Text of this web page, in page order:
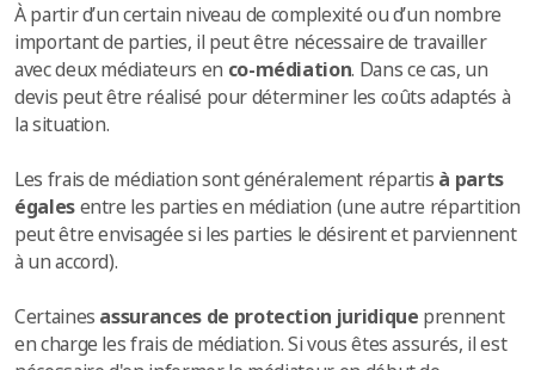
À partir d’un certain niveau de complexité ou d’un nombre
important de parties, il peut être nécessaire de travailler
avec deux médiateurs en co-médiation. Dans ce cas, un
devis peut être réalisé pour déterminer les coûts adaptés à
la situation.
Les frais de médiation sont généralement répartis à parts
égalesentre les parties en médiation (une autre répartition
peut être envisagée si les parties le désirent et parviennent
à un accord).
Certaines assurances de protection juridique prennent
en charge les frais de médiation. Si vous êtes assurés, il est